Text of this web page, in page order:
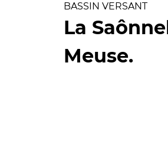
BASSIN VERSANT
La
Meuse.